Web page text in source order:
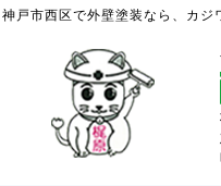
戸市西区で外壁塗装なら、カジ